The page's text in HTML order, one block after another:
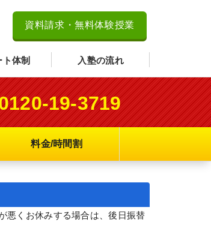
資料請求・無料体験授業
体制 入塾の流れ
19-3719
料金/時間割
悪くお休みする場合は、後日振替